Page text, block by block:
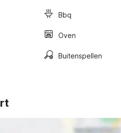
Bbq
Oven
Buitenspellen